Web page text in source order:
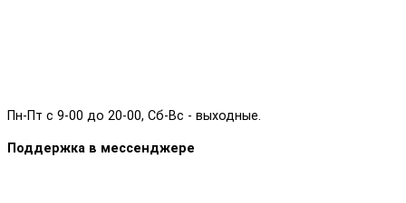
Пн-Пт с 9-00 до 20-00, Сб-Вс - выходные.
Поддержка в мессенджере